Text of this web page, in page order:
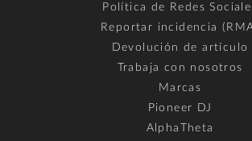
Política de Redes
Reportar incidencia
Devolución de artículo
Trabaja con nosotros
Marcas
Pioneer DJ
AlphaTheta